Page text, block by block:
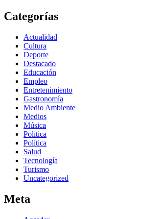
Categorías
Actualidad
Cultura
Deporte
Destacado
Educación
Empleo
Entretenimiento
Gastronomía
Medio Ambiente
Medios
Música
Politica
Política
Salud
Tecnología
Turismo
Uncategorized
Meta